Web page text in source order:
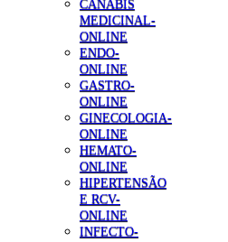
CANABIS
MEDICINAL-
ONLINE
ENDO-
ONLINE
GASTRO-
ONLINE
GINECOLOGIA-
ONLINE
HEMATO-
ONLINE
HIPERTENSÃO
E RCV-
ONLINE
INFECTO-